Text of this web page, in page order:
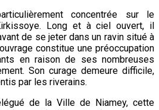
concentrée sur le
Long et à ciel ouvert, il
de se jeter dans un ravin situé à
constitue une préoccupation
en raison de ses nombreuses
Son curage demeure difficile,
par les riverains.
de la Ville de Niamey, cette